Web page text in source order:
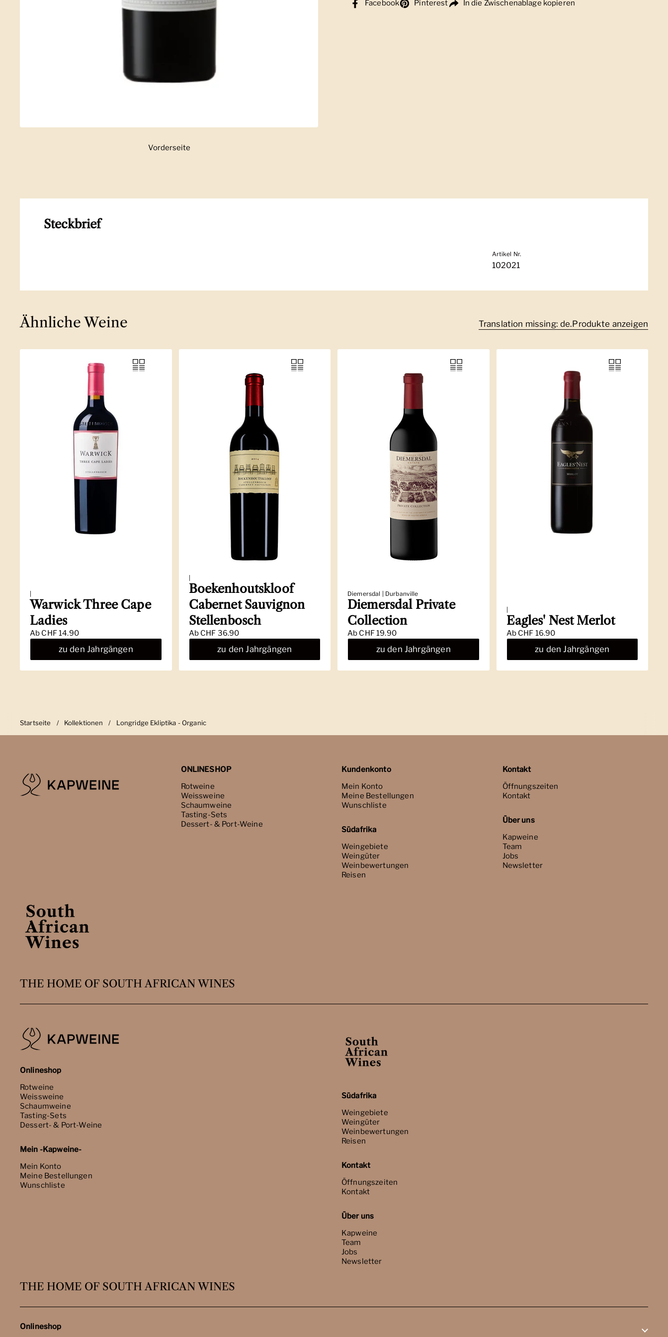
Zeige Folie 1
Vorderseite
Facebook Pinterest In die Zwischenablage kopieren
Steckbrief
Artikel Nr.
102021
Ähnliche Weine Translation missing: de.Produkte anzeigen
Warwick Three Cape
Ladies
Ab CHF 14.90
zu den Jahrgängen
Boekenhoutskloof
Cabernet Sauvignon
Stellenbosch
Ab CHF 36.90
zu den Jahrgängen
Diemersdal | Durbanville
Diemersdal Private
Collection
Ab CHF 19.90
zu den Jahrgängen
Eagles' Nest Merlot
Ab CHF 16.90
zu den Jahrgängen
Startseite / Kollektionen / Longridge Ekliptika - Organic
ONLINESHOP
Rotweine
Weissweine
Schaumweine
Tasting-Sets
Dessert- & Port-Weine
Kundenkonto
Mein Konto
Meine Bestellungen
Wunschliste
Südafrika
Weingebiete
Weingüter
Weinbewertungen
Reisen
Kontakt
Öffnungszeiten
Kontakt
Über uns
Kapweine
Team
Jobs
Newsletter
THE HOME OF SOUTH AFRICAN WINES
Onlineshop
Rotweine
Weissweine
Schaumweine
Tasting-Sets
Dessert- & Port-Weine
Mein -Kapweine-
Mein Konto
Meine Bestellungen
Wunschliste
Südafrika
Weingebiete
Weingüter
Weinbewertungen
Reisen
Kontakt
Öffnungszeiten
Kontakt
Über uns
Kapweine
Team
Jobs
Newsletter
THE HOME OF SOUTH AFRICAN WINES
Onlineshop